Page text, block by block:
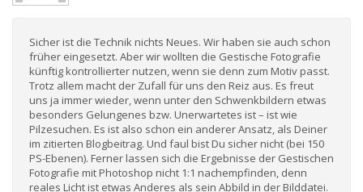
Sicher ist die Technik nichts Neues. Wir haben sie auch schon
früher eingesetzt. Aber wir wollten die Gestische Fotografie
künftig kontrollierter nutzen, wenn sie denn zum Motiv passt.
Trotz allem macht der Zufall für uns den Reiz aus. Es freut
uns ja immer wieder, wenn unter den Schwenkbildern etwas
besonders Gelungenes bzw. Unerwartetes ist – ist wie
Pilzesuchen. Es ist also schon ein anderer Ansatz, als Deiner
im zitierten Blogbeitrag. Und faul bist Du sicher nicht (bei 150
PS-Ebenen). Ferner lassen sich die Ergebnisse der Gestischen
Fotografie mit Photoshop nicht 1:1 nachempfinden, denn
reales Licht ist etwas Anderes als sein Abbild in der Bilddatei.